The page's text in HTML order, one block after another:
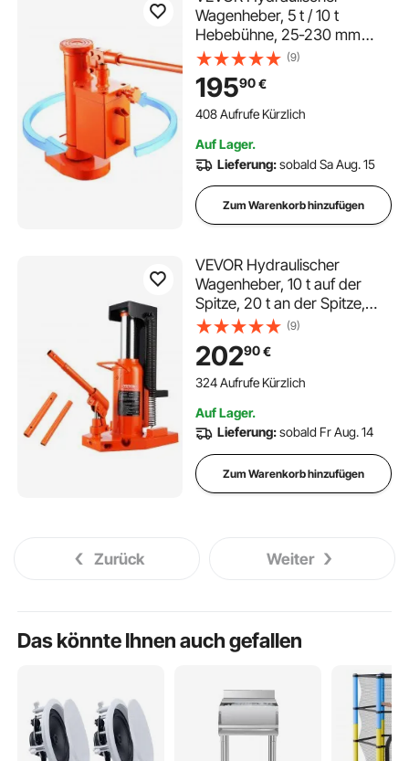
Wagenheber, 5 t / 10 t
Hebebühne, 25-230 mm
Zehenhöhe, 370-570 mm
Spitzenhöhe, 360° drehbarer
Klauenwagenheber für
Maschinen, Industrie
(9)
19590€
408 Aufrufe Kürzlich
Auf Lager.
Lieferung:sobald Sa Aug. 15
Zum Warenkorb hinzufügen
VEVOR Hydraulischer
Wagenheber, 10 t auf der
Spitze, 20 t an der Spitze,
30-190 mm Zehenhöhe, 32-
48 cm obere Höhe,
Lufthydraulischer
Klauenwagenheber für
(9)
20290€
324 Aufrufe Kürzlich
Auf Lager.
Lieferung:sobald Fr Aug. 14
Zum Warenkorb hinzufügen
Zurück Weiter
Das könnte Ihnen auch gefallen